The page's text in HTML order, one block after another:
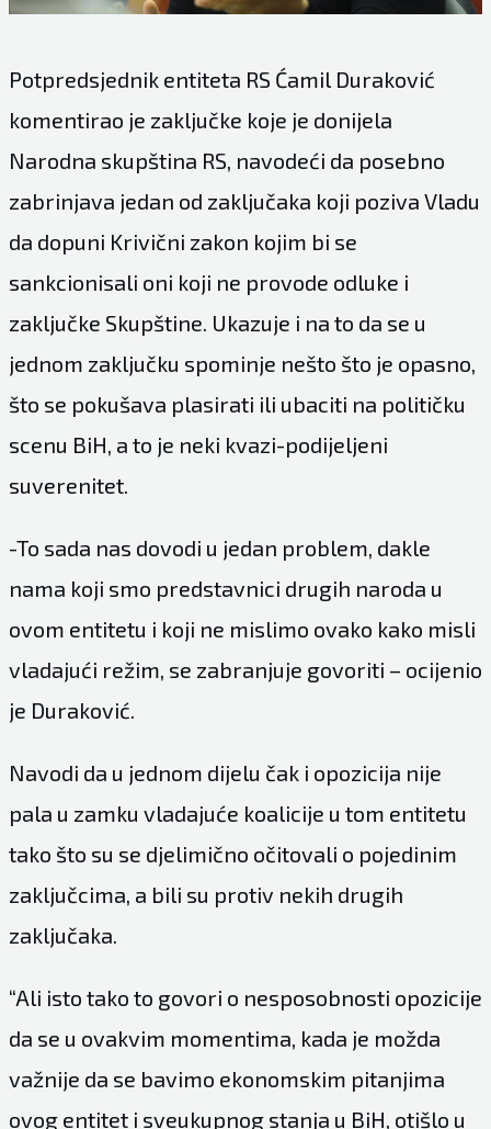
Potpredsjednik entiteta RS Ćamil Duraković
komentirao je zaključke koje je donijela
Narodna skupština RS, navodeći da posebno
zabrinjava jedan od zaključaka koji poziva Vladu
da dopuni Krivični zakon kojim bi se
sankcionisali oni koji ne provode odluke i
zaključke Skupštine. Ukazuje i na to da se u
jednom zaključku spominje nešto što je opasno,
što se pokušava plasirati ili ubaciti na političku
scenu BiH, a to je neki kvazi-podijeljeni
suverenitet.
-To sada nas dovodi u jedan problem, dakle
nama koji smo predstavnici drugih naroda u
ovom entitetu i koji ne mislimo ovako kako misli
vladajući režim, se zabranjuje govoriti – ocijenio
je Duraković.
Navodi da u jednom dijelu čak i opozicija nije
pala u zamku vladajuće koalicije u tom entitetu
tako što su se djelimično očitovali o pojedinim
zaključcima, a bili su protiv nekih drugih
zaključaka.
“Ali isto tako to govori o nesposobnosti opozicije
da se u ovakvim momentima, kada je možda
važnije da se bavimo ekonomskim pitanjima
ovog entitet i sveukupnog stanja u BiH, otišlo u